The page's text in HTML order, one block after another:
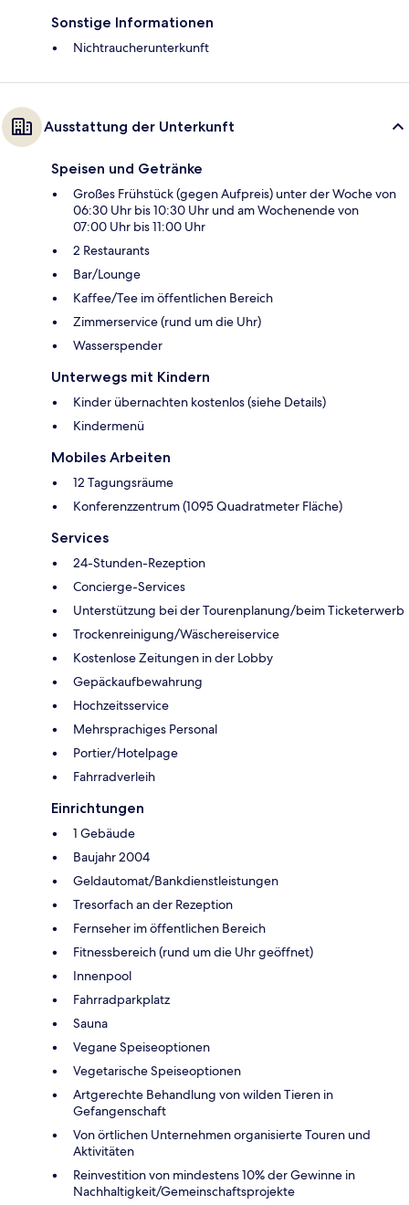
Sonstige Informationen
Nichtraucherunterkunft
Ausstattung der Unterkunft
Speisen und Getränke
Großes Frühstück (gegen Aufpreis) unter der Woche von
06:30 Uhr bis 10:30 Uhr und am Wochenende von
07:00 Uhr bis 11:00 Uhr
2 Restaurants
Bar/Lounge
Kaffee/Tee im öffentlichen Bereich
Zimmerservice (rund um die Uhr)
Wasserspender
Unterwegs mit Kindern
Kinder übernachten kostenlos (siehe Details)
Kindermenü
Mobiles Arbeiten
12 Tagungsräume
Konferenzzentrum (1095 Quadratmeter Fläche)
Services
24-Stunden-Rezeption
Concierge-Services
Unterstützung bei der Tourenplanung/beim Ticketerwerb
Trockenreinigung/Wäschereiservice
Kostenlose Zeitungen in der Lobby
Gepäckaufbewahrung
Hochzeitsservice
Mehrsprachiges Personal
Portier/Hotelpage
Fahrradverleih
Einrichtungen
1 Gebäude
Baujahr 2004
Geldautomat/Bankdienstleistungen
Tresorfach an der Rezeption
Fernseher im öffentlichen Bereich
Fitnessbereich (rund um die Uhr geöffnet)
Innenpool
Fahrradparkplatz
Sauna
Vegane Speiseoptionen
Vegetarische Speiseoptionen
Artgerechte Behandlung von wilden Tieren in
Gefangenschaft
Von örtlichen Unternehmen organisierte Touren und
Aktivitäten
Reinvestition von mindestens 10% der Gewinne in
Nachhaltigkeit/Gemeinschaftsprojekte